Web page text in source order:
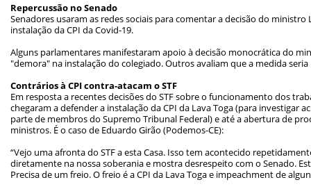
Repercussão no Senado
Senadores usaram as redes sociais para comentar a decisão do
instalação da CPI da Covid-19.
Alguns parlamentares manifestaram apoio à decisão monocrática do
"demora" na instalação do colegiado. Outros avaliam que a medida
Contrários à CPI contra-atacam o STF
Em resposta a recentes decisões do STF sobre o funcionamento dos
chegaram a defender a instalação da CPI da Lava Toga (para investigar
parte de membros do Supremo Tribunal Federal) e até a abertura de
ministros. É o caso de Eduardo Girão (Podemos-CE):
“Vejo uma afronta do STF a esta Casa. Isso tem acontecido
diretamente na nossa soberania e mostra desrespeito com o Senado.
Precisa de um freio. O freio é a CPI da Lava Toga e impeachment de